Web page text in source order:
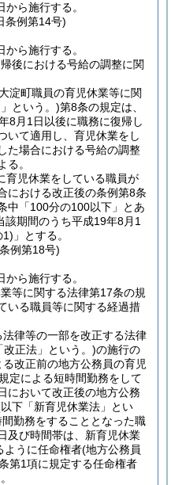
ら施行する。
条例第14号)
ら施行する。
後における号給の調整に関
淀町職員の育児休業等に関
という。)第8条の規定は、
8月1日以後に職務に復帰し
いて適用し、育児休業をし
た場合における号給の調整
る。
育児休業をしている職員が
における改正後の条例第8条
中「100分の100以下」とあ
該期間のうち平成19年8月1
1) 」とする。
条例第18号)
ら施行する。
等に関する法律第17条の規
いる職員等に関する経過措
律等の一部を改正する法律
正法」という。)の施行の
改正前の地方公務員の育児
定による短時間勤務をして
において改正後の地方公務
下「新育児休業法」とい
勤務をすることとなった職
及び時間帯は、新育児休業
ように任命権者(地方公務員
第1項に規定する任命権者